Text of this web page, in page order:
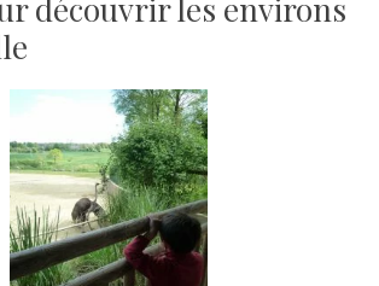
découvrir les environs